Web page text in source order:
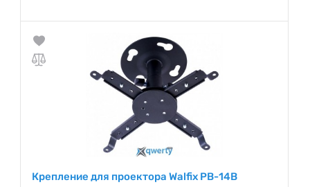
Гарантия:12 месяцев
Крепление для проектора Walfix PB-14B